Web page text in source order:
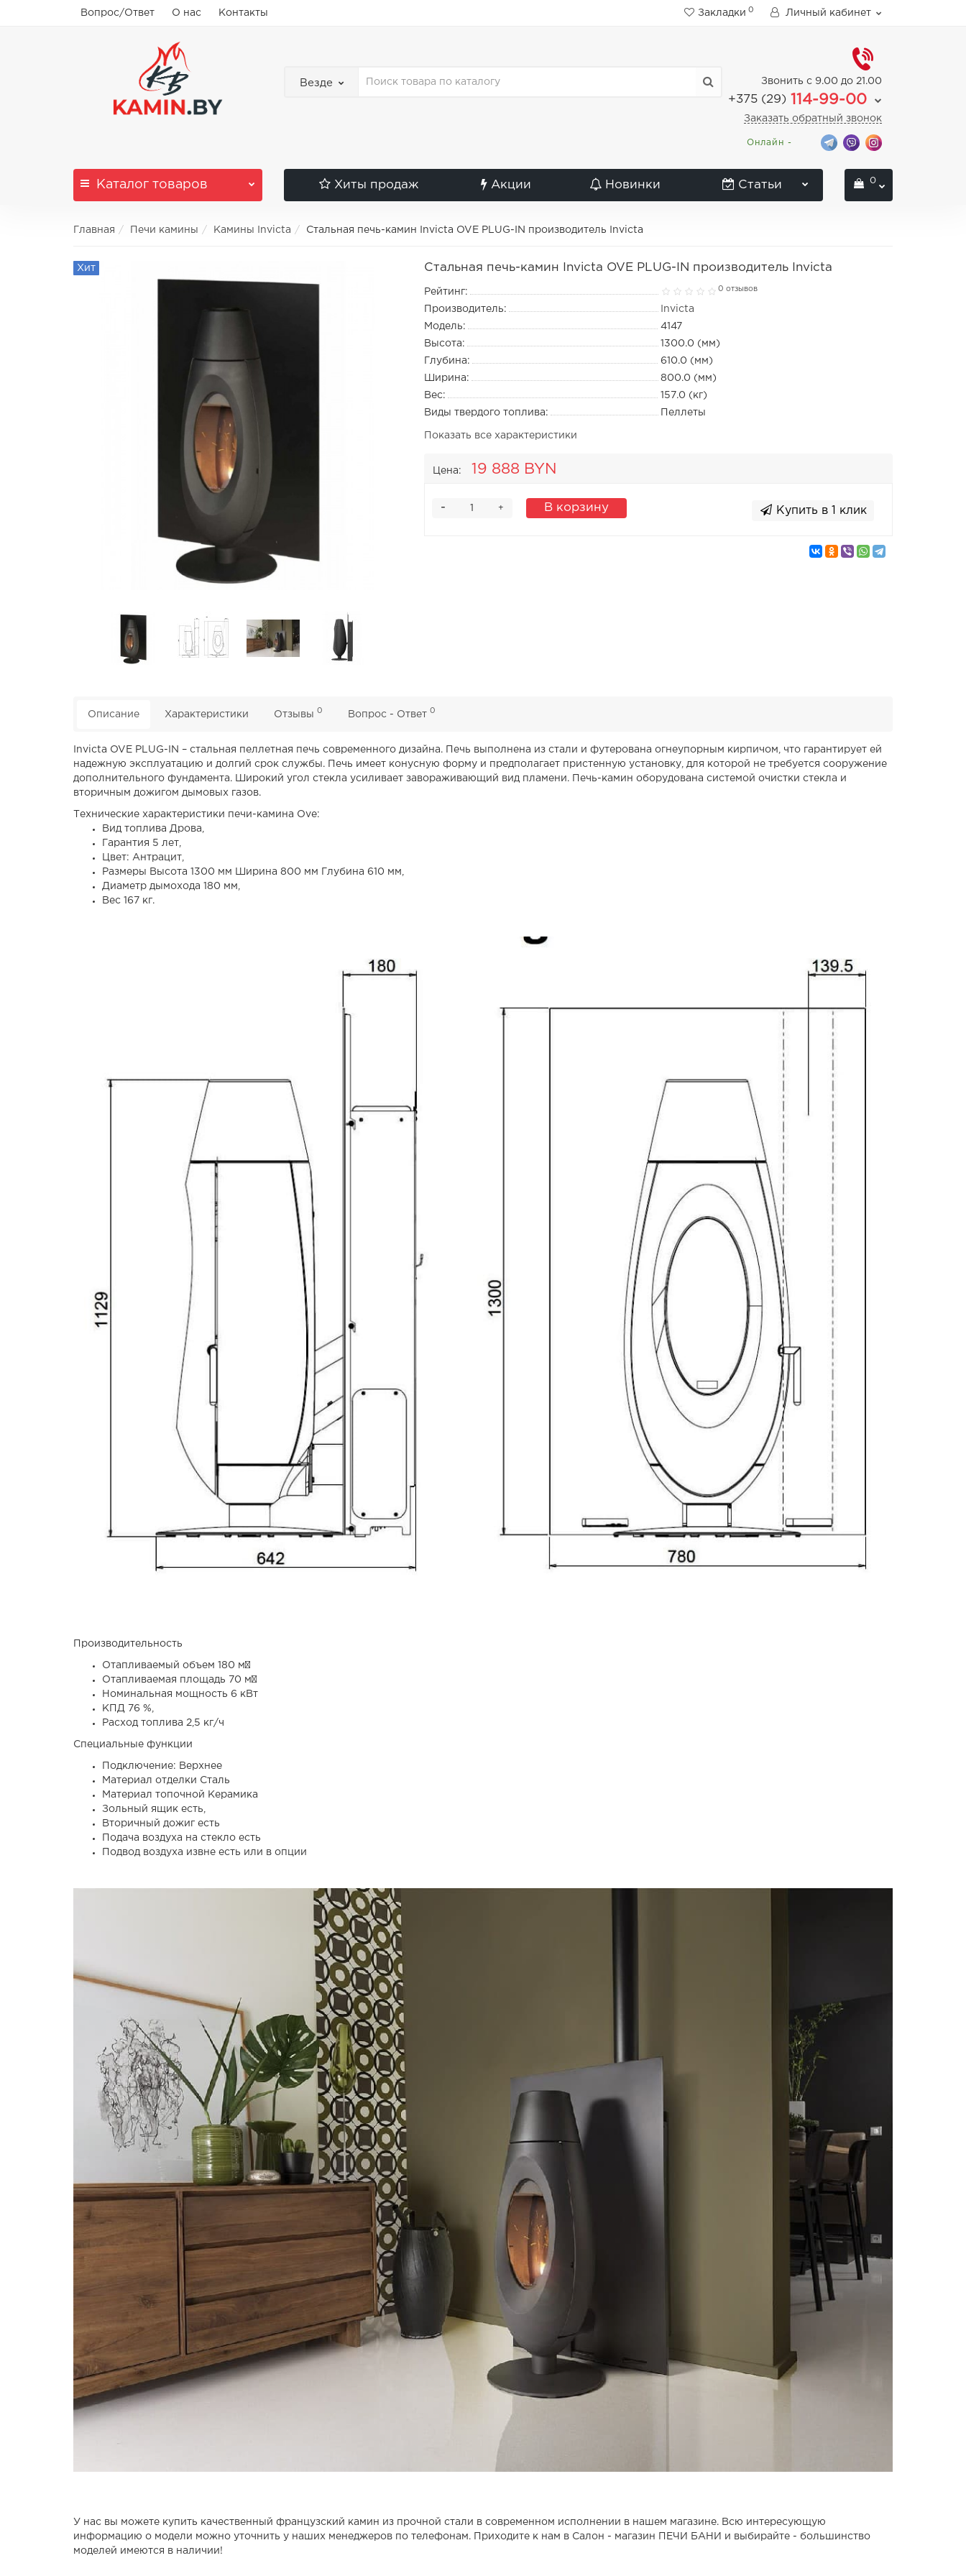
Вопрос/Ответ О нас Контакты Закладки 0 Личный кабинет
Везде Звонить с 9.00 до 21.00
+375 (29) 114-99-00
Заказать обратный звонок
Онлайн -
Каталог товаров Хиты продаж Акции Новинки Статьи 0
Главная Печи камины Камины Invicta Стальная печь-камин Invicta OVE PLUG-IN производитель Invicta
Хит Стальная печь-камин Invicta OVE PLUG-IN производитель Invicta
Рейтинг: 0 отзывов
Производитель:
Invicta
Модель:
4147
Высота:
1300.0 (мм)
Глубина:
610.0 (мм)
Ширина:
800.0 (мм)
Вес:
157.0 (кг)
Виды твердого топлива:
Пеллеты
Показать все характеристики
Цена: 19 888 BYN
+
- В корзину Купить в 1 клик
Описание Характеристики Отзывы 0 Вопрос - Ответ 0
Invicta OVE PLUG-IN – стальная пеллетная печь современного дизайна. Печь выполнена из стали и футерована огнеупорным кирпичом, что гарантирует ей
надежную эксплуатацию и долгий срок службы. Печь имеет конусную форму и предполагает пристенную установку, для которой не требуется сооружение
дополнительного фундамента. Широкий угол стекла усиливает завораживающий вид пламени. Печь-камин оборудована системой очистки стекла и
вторичным дожигом дымовых газов.
Технические характеристики печи-камина Ove:
Вид топлива Дрова,
Гарантия 5 лет,
Цвет: Антрацит,
Размеры Высота 1300 мм Ширина 800 мм Глубина 610 мм,
Диаметр дымохода 180 мм,
Вес 167 кг.
Производительность
Отапливаемый объем 180 м³
Отапливаемая площадь 70 м²
Номинальная мощность 6 кВт
КПД 76 %,
Расход топлива 2,5 кг/ч
Специальные функции
Подключение: Верхнее
Материал отделки Сталь
Материал топочной Керамика
Зольный ящик есть,
Вторичный дожиг есть
Подача воздуха на стекло есть
Подвод воздуха извне есть или в опции
У нас вы можете купить качественный французский камин из прочной стали в современном исполнении в нашем магазине. Всю интересующую
информацию о модели можно уточнить у наших менеджеров по телефонам. Приходите к нам в Салон - магазин ПЕЧИ БАНИ и выбирайте - большинство
моделей имеются в наличии!